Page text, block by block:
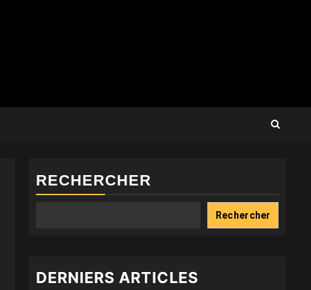
RECHERCHER
Rechercher
DERNIERS ARTICLES